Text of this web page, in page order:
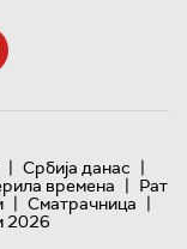
| Србија данас |
времена | Рат
| Сматрачница |
2026